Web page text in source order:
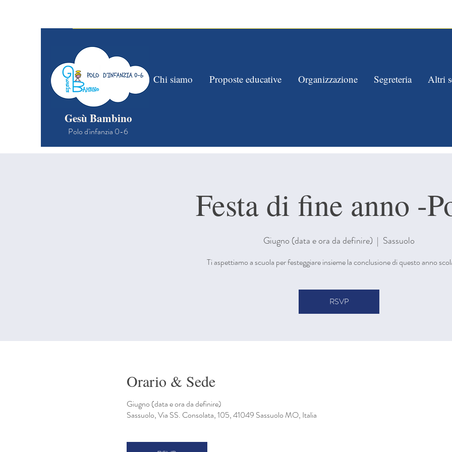
Gesù Bambino
Polo d'infanzia 0-6
Home Chi siamo Proposte educative Organizzazione Segreteria Altri
Festa di fine anno -
Giugno (data e ora da definire)
  |
Sassuolo
Ti aspettiamo a scuola per festeggiare insieme la conclusione di questo anno
RSVP
Orario & Sede
Giugno (data e ora da definire)
Sassuolo, Via SS. Consolata, 105, 41049 Sassuolo MO, Italia